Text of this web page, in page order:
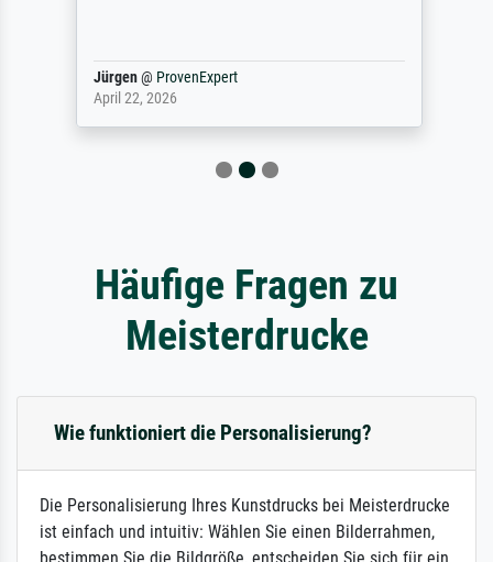
Jürgen@ ProvenExpert
April 22, 2026
Häufige Fragen zu
Meisterdrucke
Wie funktioniert die Personalisierung?
Die Personalisierung Ihres Kunstdrucks bei Meisterdrucke
ist einfach und intuitiv: Wählen Sie einen Bilderrahmen,